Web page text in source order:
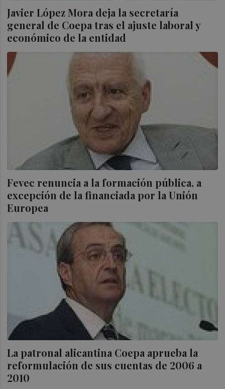
Javier López Mora deja la secretaría
general de Coepa tras el ajuste laboral y
económico de la entidad
Fevec renuncia a la formación pública, a
excepción de la financiada por la Unión
Europea
La patronal alicantina Coepa aprueba la
reformulación de sus cuentas de 2006 a
2010